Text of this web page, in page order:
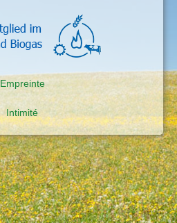
Empreinte
Intimité